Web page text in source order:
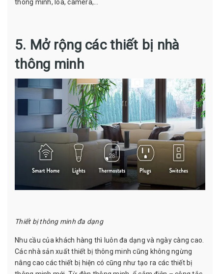
thông minh, loa, camera,…
5. Mở rộng các thiết bị nhà
thông minh
Thiết bị thông minh đa dạng
Nhu cầu của khách hàng thì luôn đa dạng và ngày càng cao.
Các nhà sản xuất thiết bị thông minh cũng không ngừng
nâng cao các thiết bị hiện có cũng như tạo ra các thiết bị